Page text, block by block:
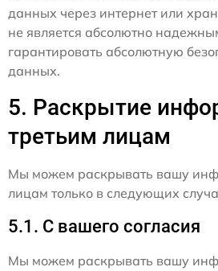
данных через интернет или
не является абсолютно
гарантировать абсолютную
данных.
5. Раскрытие
третьим лицам
Мы можем раскрывать вашу
лицам только в следующих
5.1. С вашего согласия
Мы можем раскрывать вашу